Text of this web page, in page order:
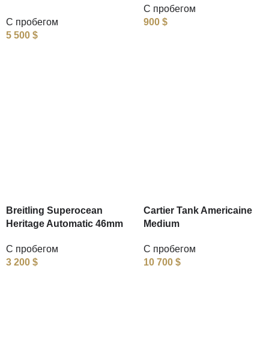
С пробегом
5 500 $
С пробегом
900 $
Breitling Superocean
Heritage Automatic 46mm
С пробегом
3 200 $
Cartier Tank Americaine
Medium
С пробегом
10 700 $